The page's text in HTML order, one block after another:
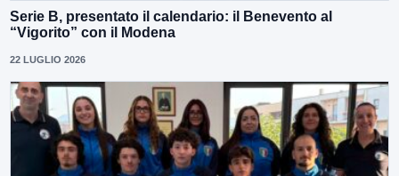
Serie B, presentato il calendario: il Benevento al
“Vigorito” con il Modena
22 LUGLIO 2026